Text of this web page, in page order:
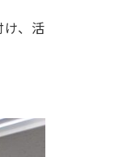
、活